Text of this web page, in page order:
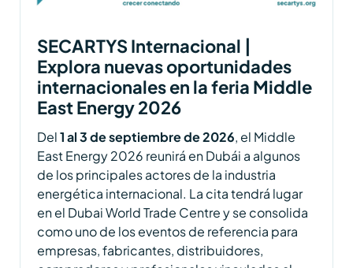
SECARTYS Internacional |
Explora nuevas oportunidades
internacionales en la feria Middle
East Energy 2026
Del1 al 3 de septiembre de 2026, el Middle
East Energy 2026 reunirá en Dubái a algunos
de los principales actores de la industria
energética internacional. La cita tendrá lugar
en el Dubai World Trade Centre y se consolida
como uno de los eventos de referencia para
empresas, fabricantes, distribuidores,